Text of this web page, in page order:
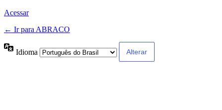
Acessar
← Ir para ABRACO
Idioma